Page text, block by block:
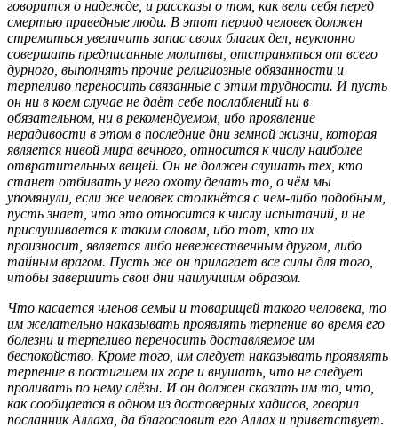
говорится о надежде, и рассказы о том, как вели себя перед
смертью праведные люди. В этот период человек должен
стремиться увеличить запас своих благих дел, неуклонно
совершать предписанные молитвы, отстраняться от всего
дурного, выполнять прочие религиозные обязанности и
терпеливо переносить связанные с этим трудности. И пусть
он ни в коем случае не даёт себе послаблений ни в
обязательном, ни в рекомендуемом, ибо проявление
нерадивости в этом в последние дни земной жизни, которая
является нивой мира вечного, относится к числу наиболее
отвратительных вещей. Он не должен слушать тех, кто
станет отбивать у него охоту делать то, о чём мы
упомянули, если же человек столкнётся с чем-либо подобным,
пусть знает, что это относится к числу испытаний, и не
прислушивается к таким словам, ибо тот, кто их
произносит, является либо невежественным другом, либо
тайным врагом. Пусть же он прилагает все силы для того,
чтобы завершить свои дни наилучшим образом.
Что касается членов семьи и товарищей такого человека, то
им желательно наказывать проявлять терпение во время его
болезни и терпеливо переносить доставляемое им
беспокойство. Кроме того, им следует наказывать проявлять
терпение в постигшем их горе и внушать, что не следует
проливать по нему слёзы. И он должен сказать им то, что,
как сообщается в одном из достоверных хадисов, говорил
посланник Аллаха, да благословит его Аллах и приветствует.